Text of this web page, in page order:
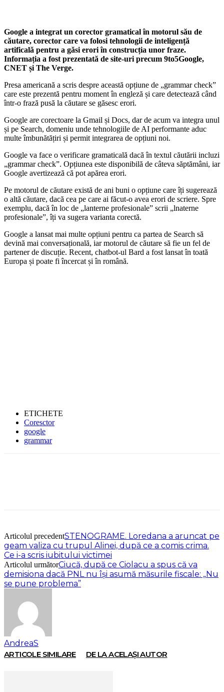
​Google a integrat un corector gramatical în motorul său de
căutare, corector care va folosi tehnologii de inteligență
artificală pentru a găsi erori în construcția unor fraze.
Informația a fost prezentată de site-uri precum 9to5Google,
CNET și The Verge.
Presa americană a scris despre această opțiune de „grammar check”
care este prezentă pentru moment în engleză și care detectează când
într-o frază pusă la căutare se găsesc erori.
Google are corectoare la Gmail și Docs, dar de acum va integra unul
și pe Search, domeniu unde tehnologiile de AI performante aduc
multe îmbunătățiri și permit integrarea de opțiuni noi.
Google va face o verificare gramaticală dacă în textul căutării incluzi
„grammar check”. Opțiunea este disponibilă de câteva săptămâni, iar
Google avertizează că pot apărea erori.
Pe motorul de căutare există de ani buni o opțiune care îți sugerează
o altă căutare, dacă cea pe care ai făcut-o avea erori de scriere. Spre
exemplu, dacă în loc de „lanterne profesionale” scrii „lnaterne
profesionale”, îți va sugera varianta corectă.
Google a lansat mai multe opțiuni pentru ca partea de Search să
devină mai conversațională, iar motorul de căutare să fie un fel de
partener de discuție. Recent, chatbot-ul Bard a fost lansat în toată
Europa și poate fi încercat și în română.
ETICHETE
Coresctor
google
grammar
Articolul precedentSTENOGRAME. Loredana a aruncat pe
geam valiza cu trupul Alinei, după ce a comis crima.
Ce i-a scris iubitului victimei
Articolul următorCiucă, după ce Ciolacu a spus că va
demisiona dacă PNL nu își asumă măsurile fiscale: „Nu
se pune problema”
AndreaS
ARTICOLE SIMILARE
DE LA ACELAȘI AUTOR